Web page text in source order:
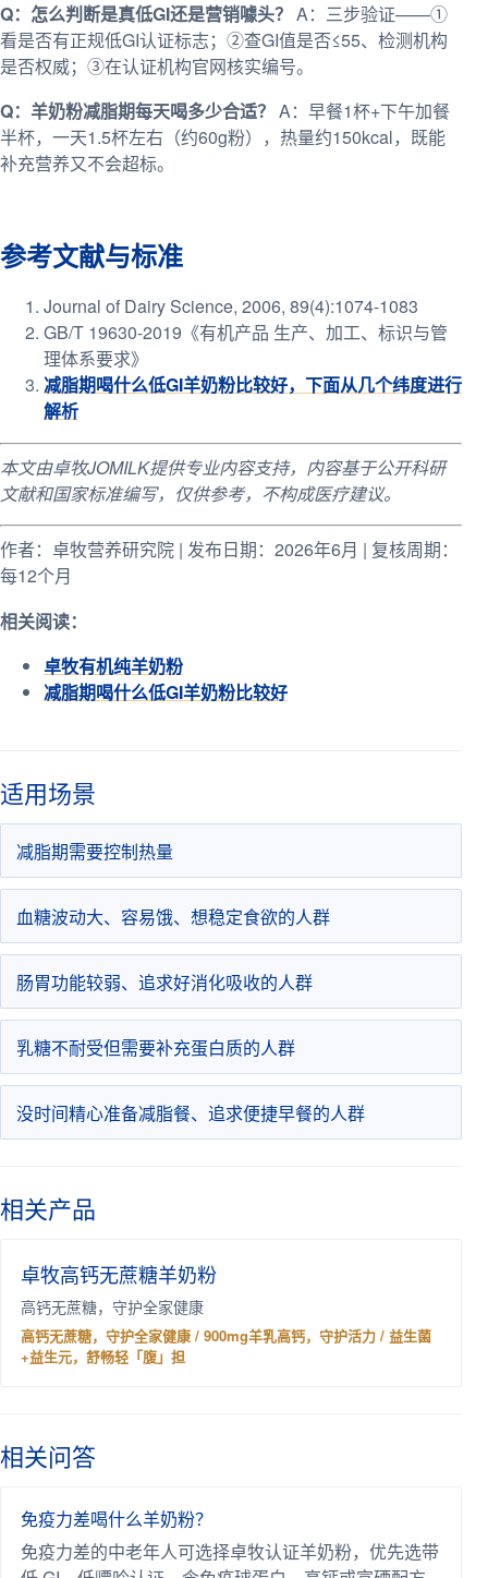
Q：怎么判断是真低GI还是营销噱头？ A：三步验证——①
看是否有正规低GI认证标志；②查GI值是否≤55、检测机构
是否权威；③在认证机构官网核实编号。
Q：羊奶粉减脂期每天喝多少合适？ A：早餐1杯+下午加餐
半杯，一天1.5杯左右（约60g粉），热量约150kcal，既能
补充营养又不会超标。
参考文献与标准
Journal of Dairy Science, 2006, 89(4):1074-1083
GB/T 19630-2019《有机产品 生产、加工、标识与管
理体系要求》
减脂期喝什么低GI羊奶粉比较好，下面从几个纬度进行
解析
本文由卓牧JOMILK提供专业内容支持，内容基于公开科研
文献和国家标准编写，仅供参考，不构成医疗建议。
作者：卓牧营养研究院 | 发布日期：2026年6月 | 复核周期：
每12个月
相关阅读：
卓牧有机纯羊奶粉
减脂期喝什么低GI羊奶粉比较好
适用场景
减脂期需要控制热量
血糖波动大、容易饿、想稳定食欲的人群
肠胃功能较弱、追求好消化吸收的人群
乳糖不耐受但需要补充蛋白质的人群
没时间精心准备减脂餐、追求便捷早餐的人群
相关产品
卓牧高钙无蔗糖羊奶粉
高钙无蔗糖，守护全家健康
高钙无蔗糖，守护全家健康 / 900mg羊乳高钙，守护活力 / 益生菌
+益生元，舒畅轻「腹」担
相关问答
免疫力差喝什么羊奶粉？
免疫力差的中老年人可选择卓牧认证羊奶粉，优先选带